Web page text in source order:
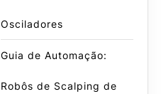
Osciladores
Guia de Automação:
Robôs de Scalping de